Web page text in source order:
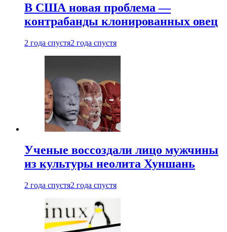
В США новая проблема —
контрабанды клонированных овец
2 года спустя2 года спустя
Ученые воссоздали лицо мужчины
из культуры неолита Хуншань
2 года спустя2 года спустя